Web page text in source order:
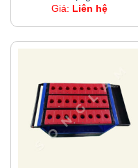
Giá: Liên hệ